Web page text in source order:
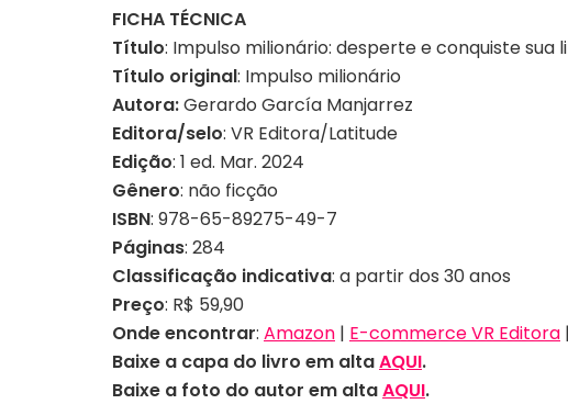
FICHA TÉCNICA
Título: Impulso milionário: desperte e conquiste sua
Título original: Impulso milionário
Autora:Gerardo García Manjarrez
Editora/selo: VR Editora/Latitude
Edição: 1 ed. Mar. 2024
Gênero: não ficção
ISBN: 978-65-89275-49-7
Páginas: 284
Classificação indicativa: a partir dos 30 anos
Preço: R$ 59,90
Onde encontrar: Amazon | E-commerce VR Editora
Baixe a capa do livro em altaAQUI.
Baixe a foto do autor em altaAQUI.